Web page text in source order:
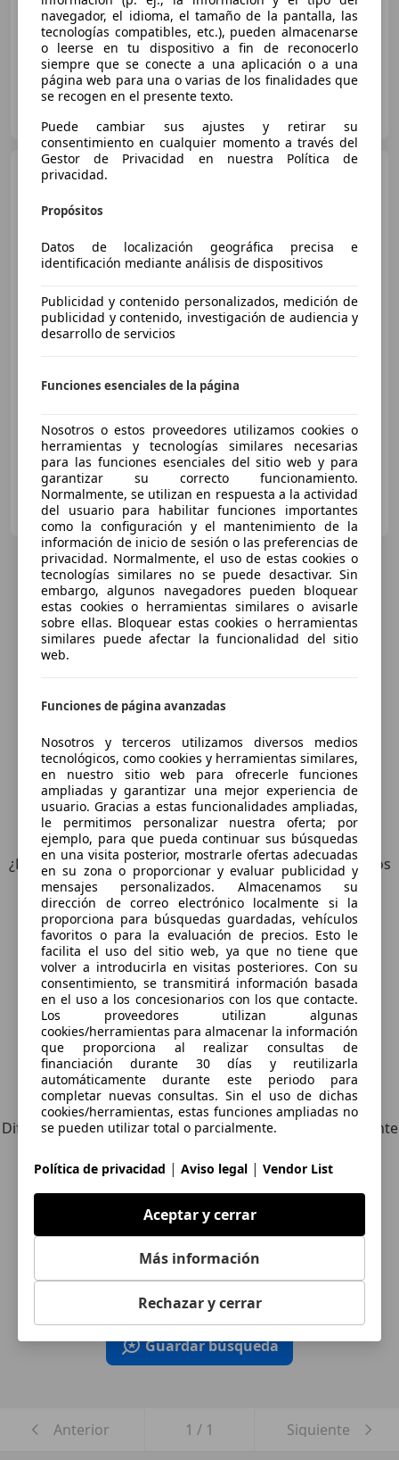
05/2024 5.200 km Gasolina 700 kW (952 CV)
Particular
€ 6.950
Particular
ES-03130 Santa Pola
6 Ofertaspara Yamaha MT-07
¿Desea ser informado automáticamente sobre vehículos
nuevos para su búsqueda?
Guardar búsqueda
Explora vehículos similares
Diferente de tus criterios de búsqueda, pero posiblemente
¿Desea ser informado
automáticamente sobre vehículos
nuevos para su búsqueda?
Guardar búsqueda
Anterior 1 / 1 Siguiente
navegador, el idioma, el tamaño de la pantalla, las
tecnologías compatibles, etc.), pueden almacenarse
o leerse en tu dispositivo a fin de reconocerlo
siempre que se conecte a una aplicación o a una
página web para una o varias de los finalidades que
se recogen en el presente texto.
Puede cambiar sus ajustes y retirar su
consentimiento en cualquier momento a través del
Gestor de Privacidad en nuestra Política de
privacidad.
Propósitos
Datos de localización geográfica precisa e
identificación mediante análisis de dispositivos
Publicidad y contenido personalizados, medición de
publicidad y contenido, investigación de audiencia y
desarrollo de servicios
Funciones esenciales de la página
Nosotros o estos proveedores utilizamos cookies o
herramientas y tecnologías similares necesarias
para las funciones esenciales del sitio web y para
garantizar su correcto funcionamiento.
Normalmente, se utilizan en respuesta a la actividad
del usuario para habilitar funciones importantes
como la configuración y el mantenimiento de la
información de inicio de sesión o las preferencias de
privacidad. Normalmente, el uso de estas cookies o
tecnologías similares no se puede desactivar. Sin
embargo, algunos navegadores pueden bloquear
estas cookies o herramientas similares o avisarle
sobre ellas. Bloquear estas cookies o herramientas
similares puede afectar la funcionalidad del sitio
web.
Funciones de página avanzadas
Nosotros y terceros utilizamos diversos medios
tecnológicos, como cookies y herramientas similares,
en nuestro sitio web para ofrecerle funciones
ampliadas y garantizar una mejor experiencia de
usuario. Gracias a estas funcionalidades ampliadas,
le permitimos personalizar nuestra oferta; por
ejemplo, para que pueda continuar sus búsquedas
en una visita posterior, mostrarle ofertas adecuadas
en su zona o proporcionar y evaluar publicidad y
mensajes personalizados. Almacenamos su
dirección de correo electrónico localmente si la
proporciona para búsquedas guardadas, vehículos
favoritos o para la evaluación de precios. Esto le
facilita el uso del sitio web, ya que no tiene que
volver a introducirla en visitas posteriores. Con su
consentimiento, se transmitirá información basada
en el uso a los concesionarios con los que contacte.
Los proveedores utilizan algunas
cookies/herramientas para almacenar la información
que proporciona al realizar consultas de
financiación durante 30 días y reutilizarla
automáticamente durante este periodo para
completar nuevas consultas. Sin el uso de dichas
cookies/herramientas, estas funciones ampliadas no
se pueden utilizar total o parcialmente.
Política de privacidad | Aviso legal | Vendor List
Aceptar y cerrar
Más información
Rechazar y cerrar